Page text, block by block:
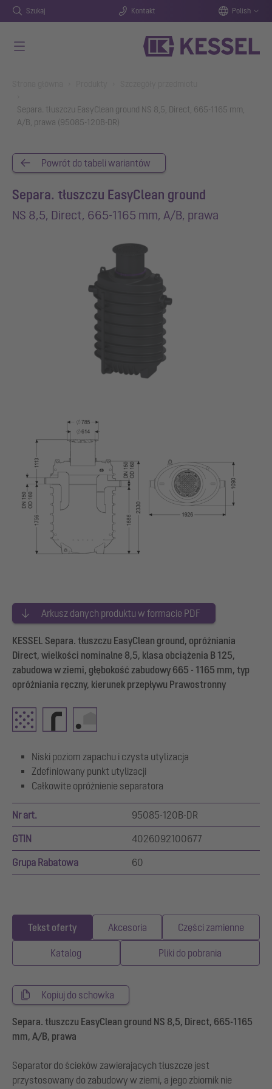
Szukaj Kontakt Polish
Separa. tłuszczu EasyClean ground NS 8,5, Direct, 665-1165 mm,
A/B, prawa (95085-120B-DR)
Powrót do tabeli wariantów
Separa. tłuszczu EasyClean ground
NS 8,5, Direct, 665-1165 mm, A/B, prawa
Arkusz danych produktu w formacie PDF
KESSEL Separa. tłuszczu EasyClean ground, opróżniania
Direct, wielkości nominalne 8,5, klasa obciążenia B 125,
zabudowa w ziemi, głębokość zabudowy 665 - 1165 mm, typ
opróżniania ręczny, kierunek przepływu Prawostronny
Niski poziom zapachu i czysta utylizacja
Zdefiniowany punkt utylizacji
Całkowite opróżnienie separatora
Nr art. 95085-120B-DR
GTIN 4026092100677
Grupa Rabatowa 60
Tekst oferty Akcesoria Części zamienne
Katalog Pliki do pobrania
Kopiuj do schowka
Separa. tłuszczu EasyClean ground NS 8,5, Direct, 665-1165
mm, A/B, prawa
Separator do ścieków zawierających tłuszcze jest
przystosowany do zabudowy w ziemi, a jego zbiornik nie